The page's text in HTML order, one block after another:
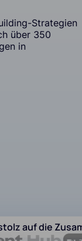
Strategien
über 350
in
auf die